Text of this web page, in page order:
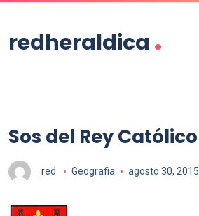
redheraldica .
Sos del Rey Católico
red Geografia agosto 30, 2015